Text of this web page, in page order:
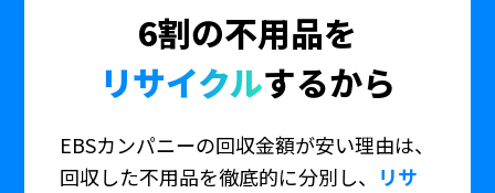
6割の不用品を
リサイクルするから
EBSカンパニーの回収金額が安い理由は、
回収した不用品を徹底的に分別し、 リサ